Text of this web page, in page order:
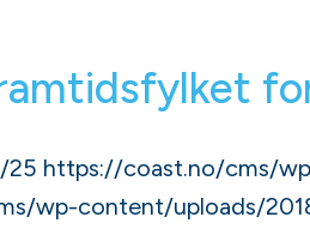
25 https://coast.no/cms/
wp-content/uploads/